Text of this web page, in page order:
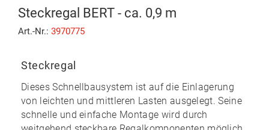
Steckregal BERT - ca. 0,9 m
Art.-Nr.: 3970775
Steckregal
Dieses Schnellbausystem ist auf die Einlagerung
von leichten und mittleren Lasten ausgelegt. Seine
schnelle und einfache Montage wird durch